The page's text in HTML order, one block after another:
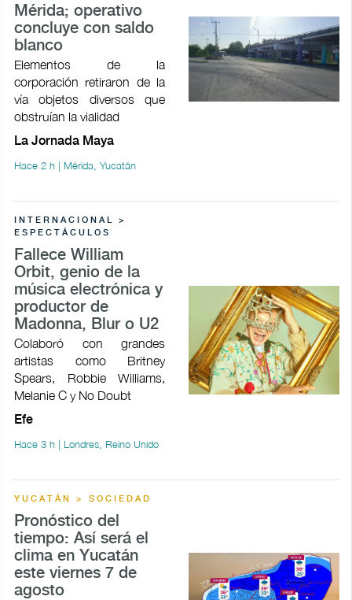
Mérida; operativo
concluye con saldo
blanco
Elementos de la
corporación retiraron de la
vía objetos diversos que
obstruían la vialidad
La Jornada Maya
Hace 2 h | Mérida, Yucatán
INTERNACIONAL >
ESPECTÁCULOS
Fallece William
Orbit, genio de la
música electrónica y
productor de
Madonna, Blur o U2
Colaboró con grandes
artistas como Britney
Spears, Robbie Williams,
Melanie C y No Doubt
Efe
Hace 3 h | Londres, Reino Unido
YUCATÁN > SOCIEDAD
Pronóstico del
tiempo: Así será el
clima en Yucatán
este viernes 7 de
agosto